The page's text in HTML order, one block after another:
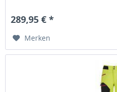
289,95 € *
Merken